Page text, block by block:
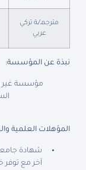
مترجمـ/ـة تركي
عربي
نبذة عن المؤسسة:
مؤسسة غير
المؤهلات العلمية
شهادة
آخر مع